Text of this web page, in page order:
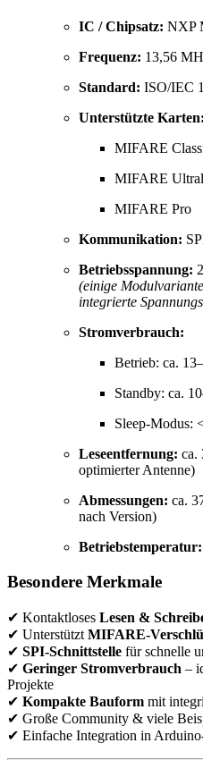
IC / Chipsatz: NXP
Frequenz: 13,56
Standard: ISO/IEC
Unterstützte Karten:
MIFARE
MIFARE
MIFARE Pro
Kommunikation:
Betriebsspannung:
(einige
integrierte
Stromverbrauch:
Betrieb: ca.
Standby: ca.
Sleep-Modus:
Leseentfernung: ca.
optimierter Antenne)
Abmessungen: ca.
nach Version)
Betriebstemperatur:
Besondere Merkmale
✔ Kontaktloses Lesen &
✔ Unterstützt MIFARE-
✔ SPI-Schnittstelle für schnelle
✔ Geringer Stromverbrauch –
Projekte
✔ Kompakte Bauform mit
✔ Große Community & viele
✔ Einfache Integration in